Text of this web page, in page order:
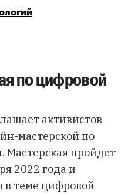
по цифровой
активистов
мастерской по
Мастерская пройдет
2022 года и
в теме цифровой